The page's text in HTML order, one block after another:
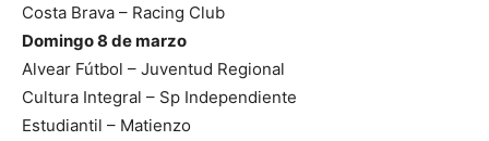
Costa Brava – Racing Club
Domingo 8 de marzo
Alvear Fútbol – Juventud Regional
Cultura Integral – Sp Independiente
Estudiantil – Matienzo